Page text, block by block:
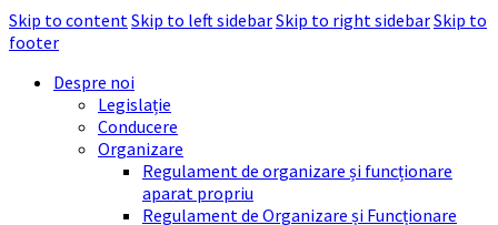
Skip to contentSkip to left sidebarSkip to right sidebarSkip to
footer
Despre noi
Legislație
Conducere
Organizare
Regulament de organizare și funcționare
aparat propriu
Regulament de Organizare și Funcționare